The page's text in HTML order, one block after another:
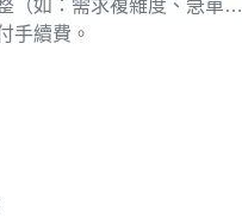
（如：需求複雜度、急單…
手續費。